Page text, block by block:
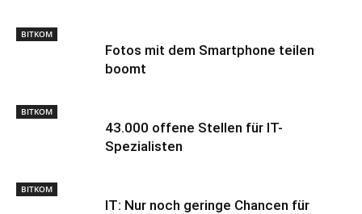
BITKOM
Fotos mit dem Smartphone teilen
boomt
BITKOM
43.000 offene Stellen für IT-
Spezialisten
BITKOM
IT: Nur noch geringe Chancen für